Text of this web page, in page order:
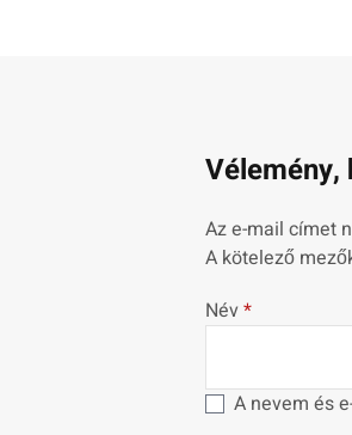
Vélemény,
Az e-mail címet
A kötelező
Név*
A nevem és